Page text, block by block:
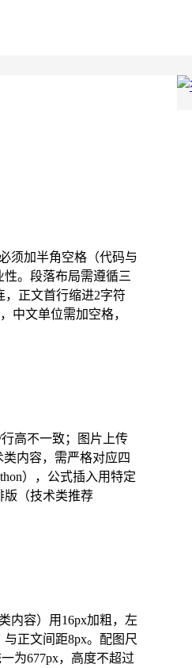
须加半角空格（代码与
。段落布局需遵循三
，正文首行缩进2字符
中文单位需加空格，
高不一致；图片上传
内容，需严格对应四
），公式插入用特定
版（技术类推荐
内容）用16px加粗，左
正文间距8px。配图尺
为677px，高度不超过